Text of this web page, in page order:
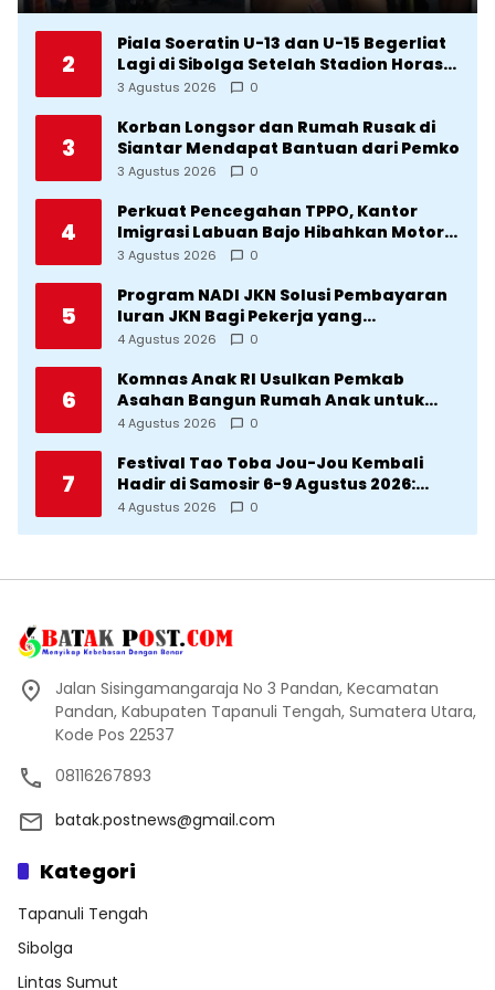
agar Terkenal
2
Piala Soeratin U-13 dan U-15 Begerliat
Lagi di Sibolga Setelah Stadion Horas
Direvitalisasi Wali Kota
3 Agustus 2026 0
3
Korban Longsor dan Rumah Rusak di
Siantar Mendapat Bantuan dari Pemko
3 Agustus 2026 0
4
Perkuat Pencegahan TPPO, Kantor
Imigrasi Labuan Bajo Hibahkan Motor
Operasional ke Lima Desa di
3 Agustus 2026 0
5
Program NADI JKN Solusi Pembayaran
Iuran JKN Bagi Pekerja yang
Penghasilannya Tidak Tetap
4 Agustus 2026 0
6
Komnas Anak RI Usulkan Pemkab
Asahan Bangun Rumah Anak untuk
Korban Kekerasan
4 Agustus 2026 0
7
Festival Tao Toba Jou-Jou Kembali
Hadir di Samosir 6-9 Agustus 2026:
Datang Saksikan Kemeriahan dan Raih
4 Agustus 2026 0
Jalan Sisingamangaraja No 3 Pandan, Kecamatan
Pandan, Kabupaten Tapanuli Tengah, Sumatera Utara,
Kode Pos 22537
08116267893
batak.postnews@gmail.com
Kategori
Tapanuli Tengah
Sibolga
Lintas Sumut